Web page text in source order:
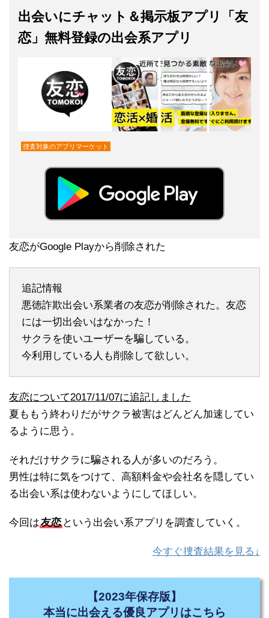
出会いにチャット＆掲示板アプリ「友
恋」無料登録の出会系アプリ
捜査対象のアプリマーケット
友恋がGoogle Playから削除された
追記情報
悪徳詐欺出会い系業者の友恋が削除された。友恋
には一切出会いはなかった！
サクラを使いユーザーを騙している。
今利用している人も削除して欲しい。
友恋について2017/11/07に追記しました
夏ももう終わりだがサクラ被害はどんどん加速してい
るように思う。
それだけサクラに騙される人が多いのだろう。
男性は特に気をつけて、高額料金や会社名を隠してい
る出会い系は使わないようにしてほしい。
今回は友恋 という出会い系アプリを調査していく。
今すぐ捜査結果を見る↓
【2023年保存版】
本当に出会える優良アプリはこちら